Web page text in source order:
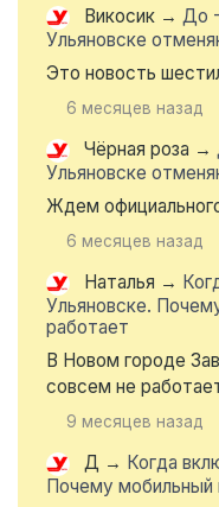
Викосик → До
Ульяновске
Это новость
6 месяцев назад
Чёрная роза →
Ульяновске
Ждем
6 месяцев назад
Наталья →
Ульяновске.
работает
В Новом городе
совсем не
9 месяцев назад
Д → Когда
Почему мобильный